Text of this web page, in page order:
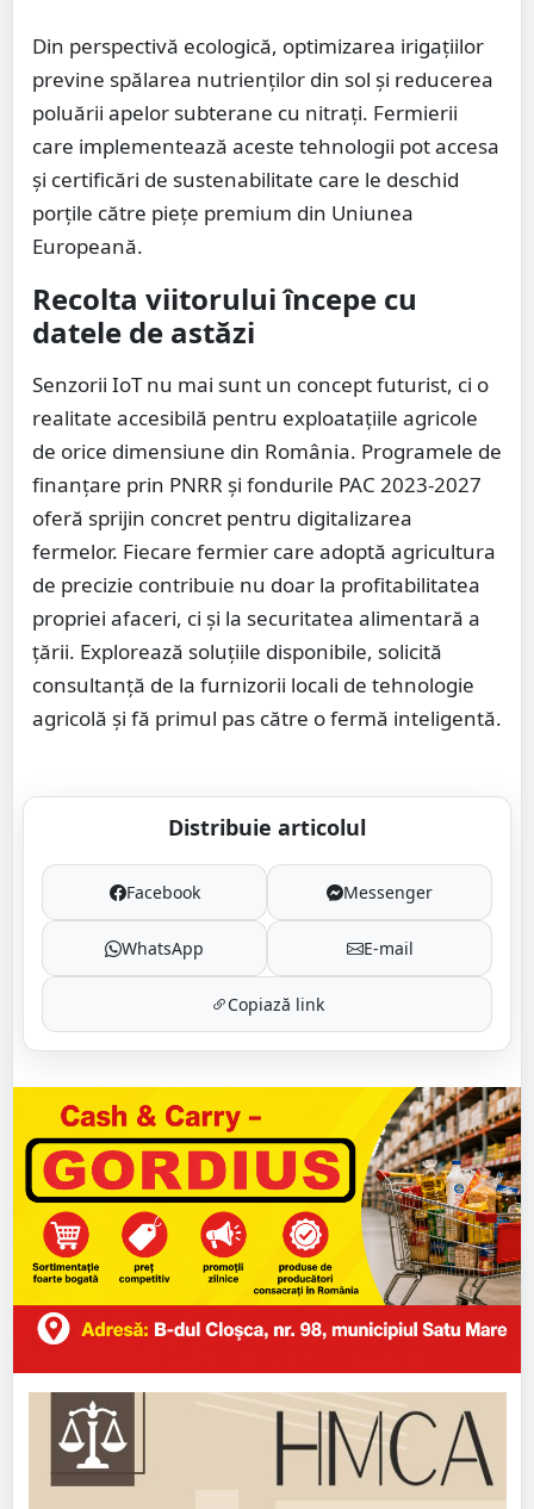
Din perspectivă ecologică, optimizarea irigațiilor
previne spălarea nutrienților din sol și reducerea
poluării apelor subterane cu nitrați. Fermierii
care implementează aceste tehnologii pot accesa
și certificări de sustenabilitate care le deschid
porțile către piețe premium din Uniunea
Europeană.
Recolta viitorului începe cu
datele de astăzi
Senzorii IoT nu mai sunt un concept futurist, ci o
realitate accesibilă pentru exploatațiile agricole
de orice dimensiune din România. Programele de
finanțare prin PNRR și fondurile PAC 2023-2027
oferă sprijin concret pentru digitalizarea
fermelor. Fiecare fermier care adoptă agricultura
de precizie contribuie nu doar la profitabilitatea
propriei afaceri, ci și la securitatea alimentară a
țării. Explorează soluțiile disponibile, solicită
consultanță de la furnizorii locali de tehnologie
agricolă și fă primul pas către o fermă inteligentă.
Distribuie articolul
Facebook Messenger
WhatsApp E-mail
Copiază link